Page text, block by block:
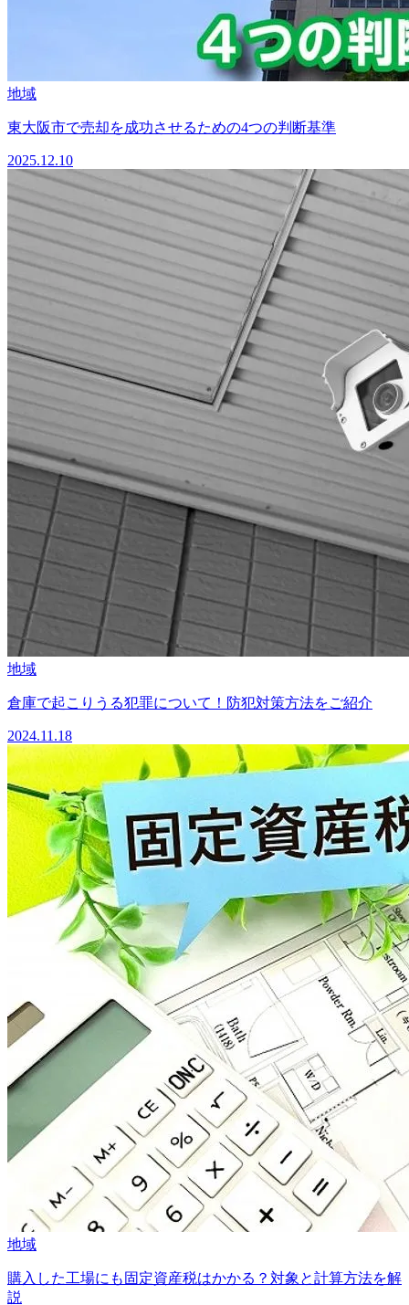
地域
東大阪市で売却を成功させるための4つの判断基準
2025.12.10
地域
倉庫で起こりうる犯罪について！防犯対策方法をご紹介
2024.11.18
地域
購入した工場にも固定資産税はかかる？対象と計算方法を解
説